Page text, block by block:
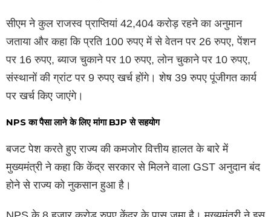
सीएम ने कुल राजस्व प्राप्तियां 42,404 करोड़ रहने का अनुमान
जताया और कहा कि प्रति 100 रुपए में से वेतन पर 26 रुपए, पेंशन
पर 16 रुपए, ब्याज चुकाने पर 10 रुपए, लोन चुकाने पर 10 रुपए,
संस्थानों की ग्रांट पर 9 रुपए खर्च होंगे। शेष 39 रुपए पूंजीगत कार्य
पर खर्च किए जाएंगे।
NPS का पैसा लाने के लिए मांगा BJP से सहयोग
बजट पेश करते हुए राज्य की कमजोर वित्तीय हालत के बारे में
मुख्यमंत्री ने कहा कि केंद्र सरकार से मिलने वाला GST अनुदान बंद
होने से राज्य को नुकसान हुआ है।